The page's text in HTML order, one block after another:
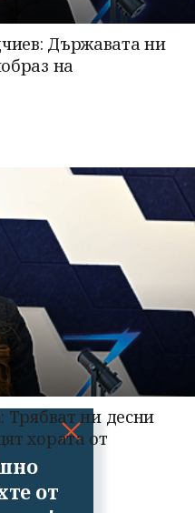
от
Държавата ни
на
Трябват ни десни
хората от